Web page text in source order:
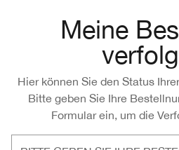
Meine
Hier können Sie den Status
Bitte geben Sie Ihre
Formular ein, um die